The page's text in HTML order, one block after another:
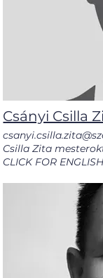
Csányi Csilla
Csilla Zita
CLICK FOR
gyógypedagógiai
zenei konzulens, a
terápiái a
zenélek! Hang- és
A Te Hangodat
megvalósítója a
osztályán. A